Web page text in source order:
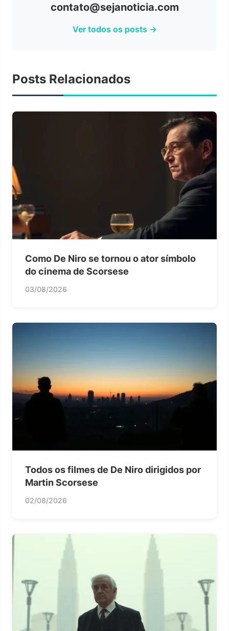
contato@sejanoticia.com
Ver todos os posts →
Posts Relacionados
Como De Niro se tornou o ator símbolo
do cinema de Scorsese
03/08/2026
Todos os filmes de De Niro dirigidos por
Martin Scorsese
02/08/2026